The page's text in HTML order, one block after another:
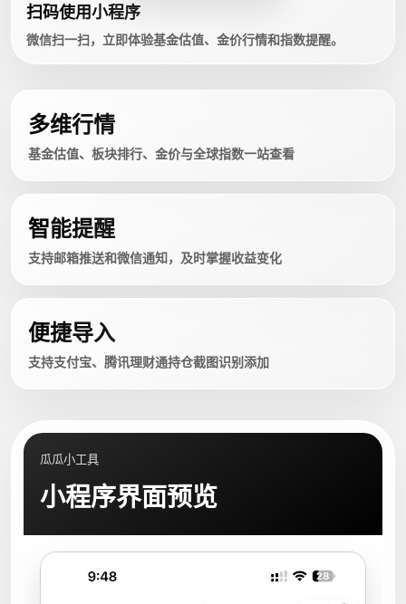
扫码使用小程序
微信扫一扫，立即体验基金估值、金价行情和指数提醒。
多维行情
基金估值、板块排行、金价与全球指数一站查看
智能提醒
支持邮箱推送和微信通知，及时掌握收益变化
便捷导入
支持支付宝、腾讯理财通持仓截图识别添加
瓜瓜小工具
小程序界面预览